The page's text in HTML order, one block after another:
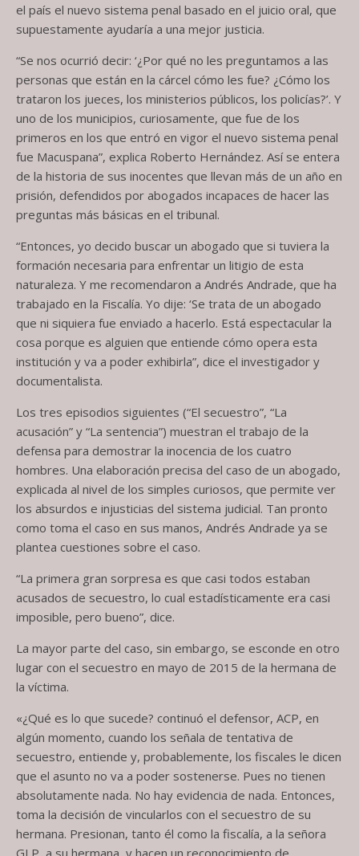
el país el nuevo sistema penal basado en el juicio oral, que
supuestamente ayudaría a una mejor justicia.
“Se nos ocurrió decir: ‘¿Por qué no les preguntamos a las
personas que están en la cárcel cómo les fue? ¿Cómo los
trataron los jueces, los ministerios públicos, los policías?’. Y
uno de los municipios, curiosamente, que fue de los
primeros en los que entró en vigor el nuevo sistema penal
fue Macuspana”, explica Roberto Hernández. Así se entera
de la historia de sus inocentes que llevan más de un año en
prisión, defendidos por abogados incapaces de hacer las
preguntas más básicas en el tribunal.
“Entonces, yo decido buscar un abogado que si tuviera la
formación necesaria para enfrentar un litigio de esta
naturaleza. Y me recomendaron a Andrés Andrade, que ha
trabajado en la Fiscalía. Yo dije: ‘Se trata de un abogado
que ni siquiera fue enviado a hacerlo. Está espectacular la
cosa porque es alguien que entiende cómo opera esta
institución y va a poder exhibirla”, dice el investigador y
documentalista.
Los tres episodios siguientes (“El secuestro”, “La
acusación” y “La sentencia”) muestran el trabajo de la
defensa para demostrar la inocencia de los cuatro
hombres. Una elaboración precisa del caso de un abogado,
explicada al nivel de los simples curiosos, que permite ver
los absurdos e injusticias del sistema judicial. Tan pronto
como toma el caso en sus manos, Andrés Andrade ya se
plantea cuestiones sobre el caso.
“La primera gran sorpresa es que casi todos estaban
acusados de secuestro, lo cual estadísticamente era casi
imposible, pero bueno”, dice.
La mayor parte del caso, sin embargo, se esconde en otro
lugar con el secuestro en mayo de 2015 de la hermana de
la víctima.
«¿Qué es lo que sucede? continuó el defensor, ACP, en
algún momento, cuando los señala de tentativa de
secuestro, entiende y, probablemente, los fiscales le dicen
que el asunto no va a poder sostenerse. Pues no tienen
absolutamente nada. No hay evidencia de nada. Entonces,
toma la decisión de vincularlos con el secuestro de su
hermana. Presionan, tanto él como la fiscalía, a la señora
GLP, a su hermana, y hacen un reconocimiento de